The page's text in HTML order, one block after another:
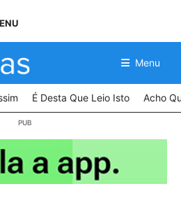
Menu
É Desta Que Leio Isto Acho